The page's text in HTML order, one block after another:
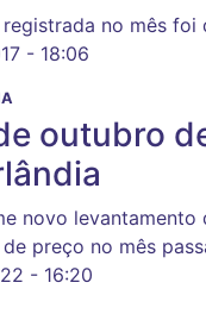
no mês foi
- 18:06
outubro
novo
preço no mês
- 16:20